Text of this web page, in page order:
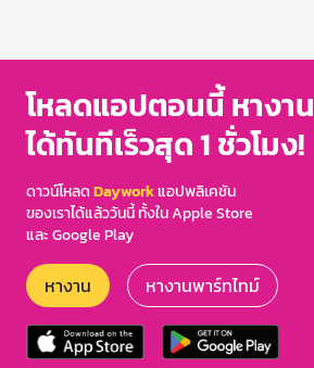
โหลดแอปตอนนี้ หางาน
ได้ทันทีเร็วสุด 1 ชั่วโมง!
ดาวน์โหลดDayworkแอปพลิเคชัน
ของเราได้แล้ววันนี้ ทั้งใน Apple Store
และ Google Play
หางาน หางานพาร์ทไทม์